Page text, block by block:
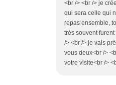
<br /> <br /> je
qui sera celle qui
repas ensemble,
très souvent
/> <br /> je vais
vous deux<br />
votre visite<br />